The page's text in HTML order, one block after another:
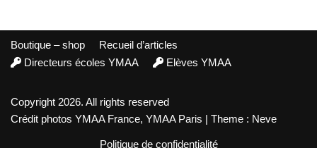
Boutique – shop
Recueil d’articles
Directeurs écoles YMAA
Elèves YMAA
Copyright 2026. All rights reserved
Crédit photos YMAA France, YMAA Paris | Theme : Neve
Politique de confidentialité